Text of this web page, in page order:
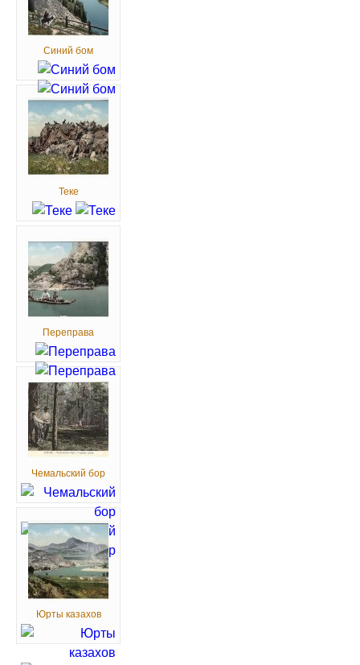
Синий бом
Теке
Переправа
Чемальский бор
Юрты казахов